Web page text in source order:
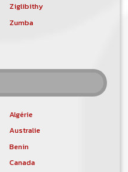
Ziglibithy
Zumba
Algérie
Australie
Benin
Canada